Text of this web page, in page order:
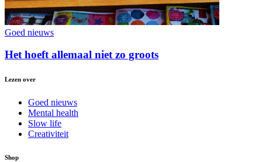
Goed nieuws
Het hoeft allemaal niet zo groots
Lezen over
Goed nieuws
Mental health
Slow life
Creativiteit
Shop